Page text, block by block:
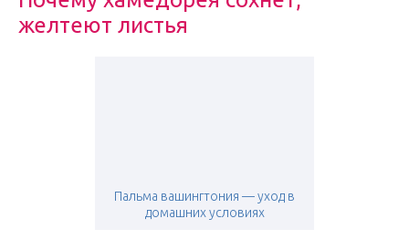
желтеют листья
Пальма вашингтония — уход в
домашних условиях